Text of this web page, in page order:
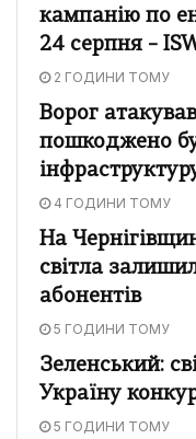
кампанію по
24 серпня –
2 ГОДИНИ ТОМУ
Ворог
пошкоджено
4 ГОДИНИ ТОМУ
На
світла
абонентів
5 ГОДИНИ ТОМУ
Зеленський:
Україну
5 ГОДИНИ ТОМУ